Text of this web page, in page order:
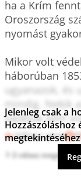
ha a Krím
Oroszország
nyomást
Mikor volt
háborúban
ugyanazok,
mindig. Nekik
sajátjuk sem
Válasz erre 0
2 válasz
Jelenleg csak a